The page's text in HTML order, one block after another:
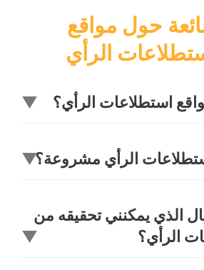
حول مواقع
الرأي
▼
▼
الذي يمكنني تحقيقه من
الرأي؟
▼